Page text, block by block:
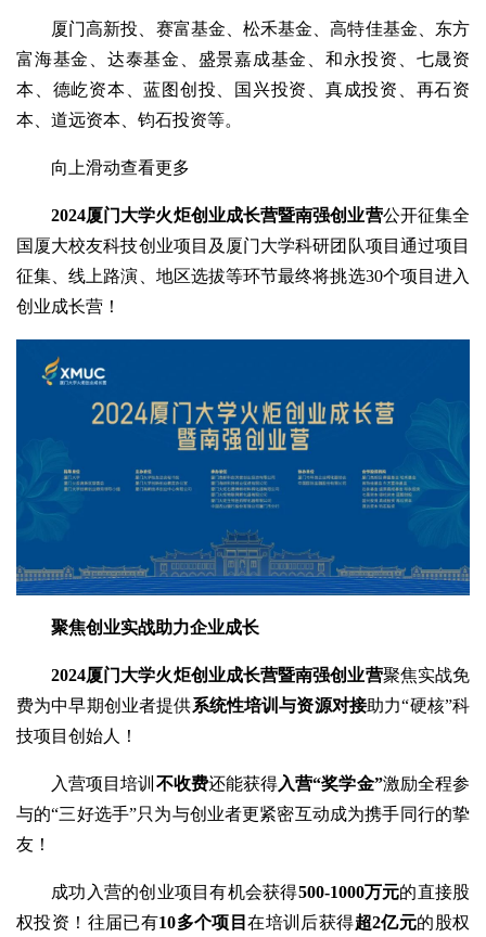
厦门高新投、赛富基金、松禾基金、高特佳基金、东方
富海基金、达泰基金、盛景嘉成基金、和永投资、七晟资
本、德屹资本、蓝图创投、国兴投资、真成投资、再石资
本、道远资本、钧石投资等。
向上滑动查看更多
2024厦门大学火炬创业成长营暨南强创业营公开征集全
国厦大校友科技创业项目及厦门大学科研团队项目通过项目
征集、线上路演、地区选拔等环节最终将挑选30个项目进入
创业成长营！
聚焦创业实战助力企业成长
2024厦门大学火炬创业成长营暨南强创业营聚焦实战免
费为中早期创业者提供系统性培训与资源对接助力“硬核”科
技项目创始人！
入营项目培训 不收费还能获得入营“奖学金”激励全程参
与的“三好选手”只为与创业者更紧密互动成为携手同行的挚
友！
成功入营的创业项目有机会获得500-1000万元的直接股
权投资！往届已有10多个项目在培训后获得超2亿元的股权